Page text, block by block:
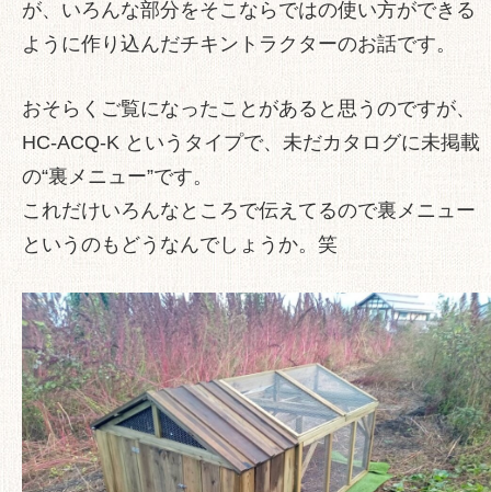
が、いろんな部分をそこならではの使い方ができる
ように作り込んだチキントラクターのお話です。
おそらくご覧になったことがあると思うのですが、
HC-ACQ-K というタイプで、未だカタログに未掲載
の“裏メニュー”です。
これだけいろんなところで伝えてるので裏メニュー
というのもどうなんでしょうか。笑